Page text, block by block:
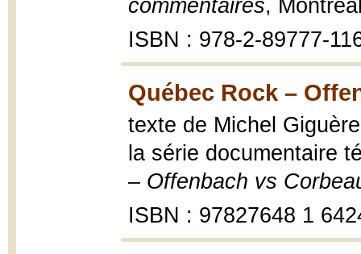
commentaires,
ISBN : 978-2-89777-
Québec Rock –
texte de Michel
la série documentaire
– Offenbach vs
ISBN : 97827648 1